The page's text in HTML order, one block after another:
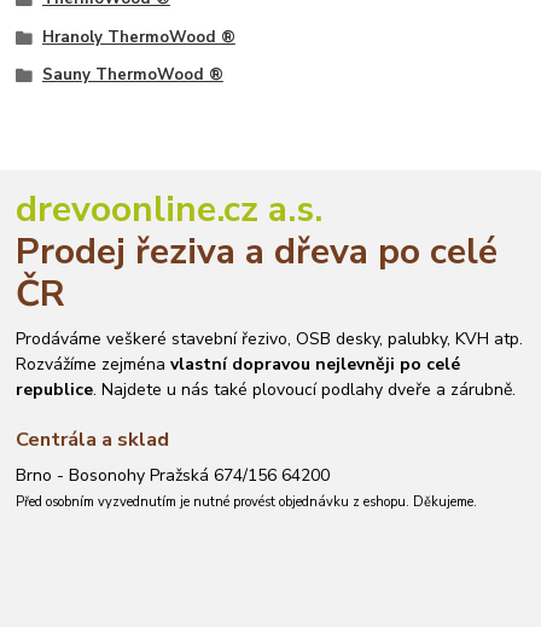
Hranoly ThermoWood ®
Sauny ThermoWood ®
drevoonline.cz a.s.
Prodej řeziva a dřeva po celé
ČR
Prodáváme veškeré stavební řezivo, OSB desky, palubky, KVH atp.
Rozvážíme zejménavlastní dopravou nejlevněji po celé
republice. Najdete u nás také plovoucí podlahy dveře a zárubně.
Centrála a sklad
Brno - Bosonohy Pražská 674/156 64200
Před osobním vyzvednutím je nutné provést objednávku z eshopu. Děkujeme.